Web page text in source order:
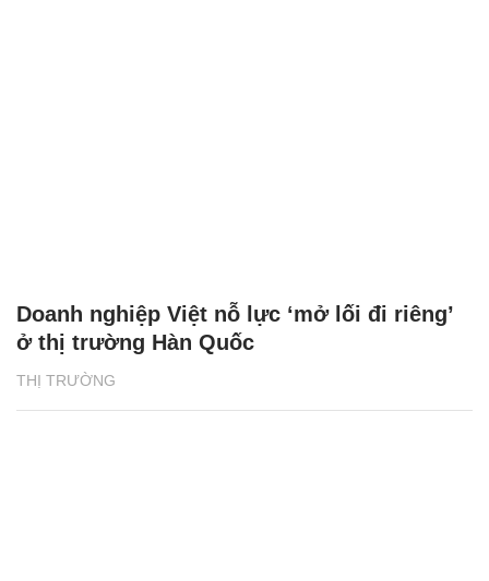
THỊ TRƯỜNG
Doanh nghiệp Việt nỗ lực ‘mở lối đi riêng’
ở thị trường Hàn Quốc